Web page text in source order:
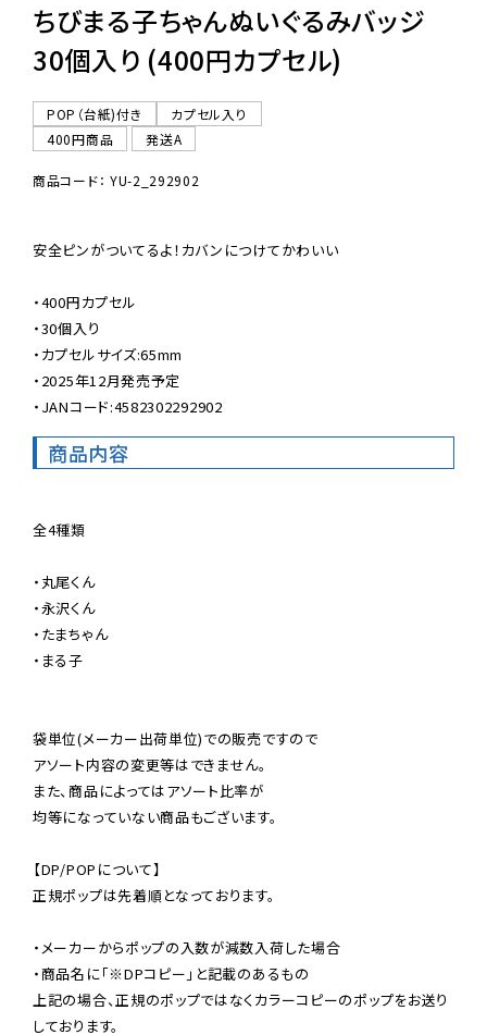
06-6282-7659
ちびまる子ちゃんぬいぐるみバッジ
30個入り (400円カプセル)
POP（台紙)付き
カプセル入り
400円商品
発送A
商品コード： YU-2_292902
安全ピンがついてるよ！カバンにつけてかわいい
・400円カプセル
・30個入り
・カプセルサイズ:65mm
・2025年12月発売予定
・JANコード:4582302292902
商品内容
全4種類
・丸尾くん
・永沢くん
・たまちゃん
・まる子
袋単位(メーカー出荷単位)での販売ですので
アソート内容の変更等はできません。
また、商品によってはアソート比率が
均等になっていない商品もございます。
【DP/POPについて】
正規ポップは先着順となっております。
・メーカーからポップの入数が減数入荷した場合
・商品名に「※DPコピー」と記載のあるもの
上記の場合、正規のポップではなくカラーコピーのポップをお送り
しております。